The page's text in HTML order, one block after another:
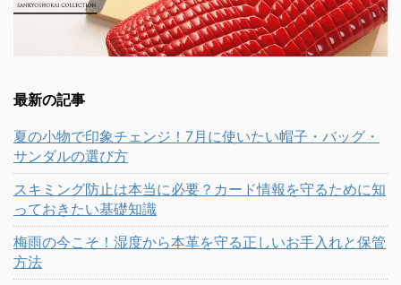
最新の記事
夏の小物で印象チェンジ！7月に使いたい帽子・バッグ・
サンダルの選び方
スキミング防止は本当に必要？カード情報を守るために知
っておきたい基礎知識
梅雨の今こそ！湿度から本革を守る正しいお手入れと保管
方法